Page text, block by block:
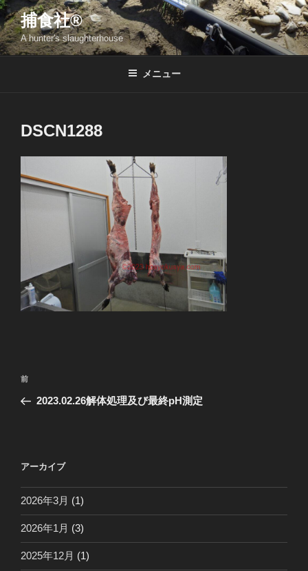
コ
ン
テ
ン
捕食社®
A hunter's slaughterhouse
メニュー
DSCN1288
投
ナ
ー
シ
ョ
ン
前
の
前
2023.02.26解体処理及び最終pH測定
アーカイブ
2026年3月 (1)
2026年1月 (3)
2025年12月 (1)